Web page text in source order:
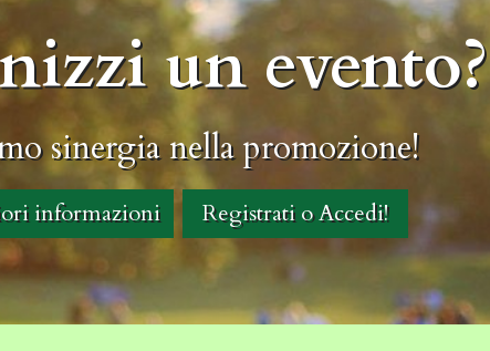
un evento?
sinergia nella promozione!
informazioni Registrati o Accedi!